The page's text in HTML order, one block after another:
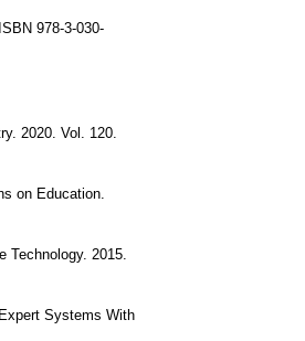
978-3-030-
2020. Vol. 120.
on Education.
Technology. 2015.
Systems With